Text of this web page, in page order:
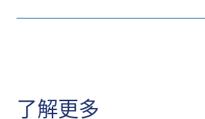
了解更多